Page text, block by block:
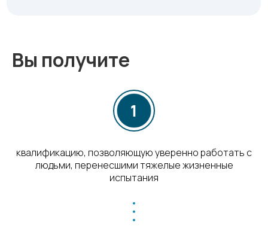
Вы получите
квалификацию, позволяющую уверенно работать с
людьми, перенесшими тяжелые жизненные
испытания